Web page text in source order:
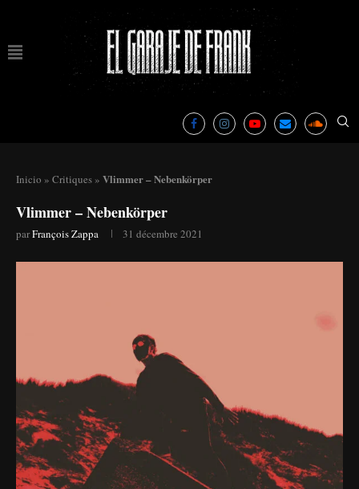
Inicio » Critiques » Vlimmer – Nebenkörper
Vlimmer – Nebenkörper
parFrançois Zappa 31 décembre 2021